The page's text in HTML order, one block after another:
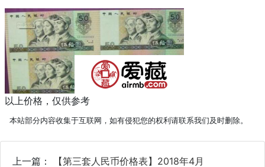
以上价格，仅供参考
本站部分内容收集于互联网，如有侵犯您的权利请联系我们及时删除。
上一篇： 【第三套人民币价格表】2018年4月